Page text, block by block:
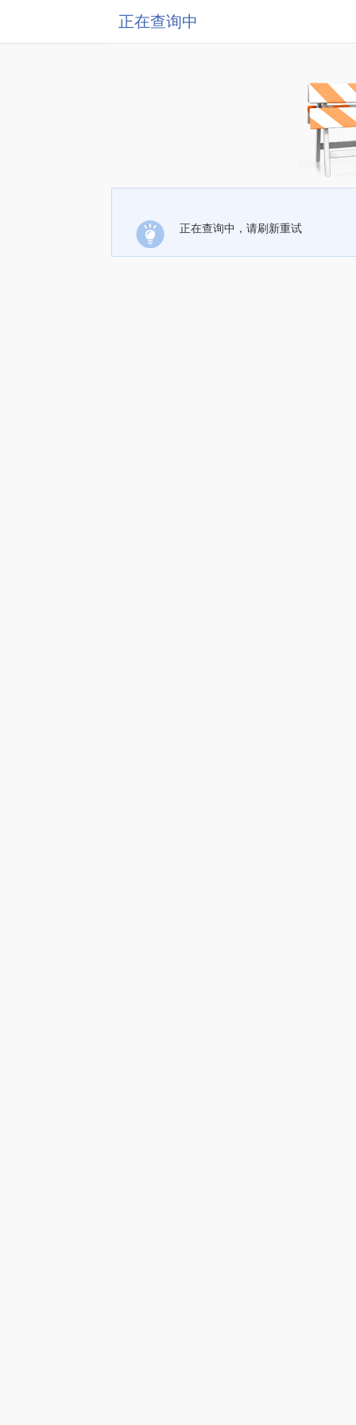
正在查询中
正在查询中，请刷新重试